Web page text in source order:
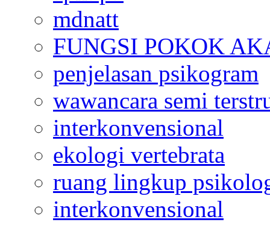
mdnatt
FUNGSI POKOK
penjelasan psikogram
wawancara semi
interkonvensional
ekologi vertebrata
ruang lingkup
interkonvensional